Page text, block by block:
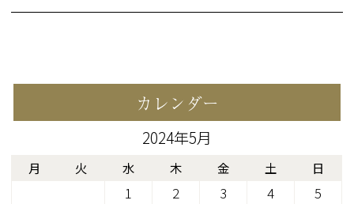
カレンダー
2024年5月
月 火 水 木 金 土 日
1 2 3 4
5